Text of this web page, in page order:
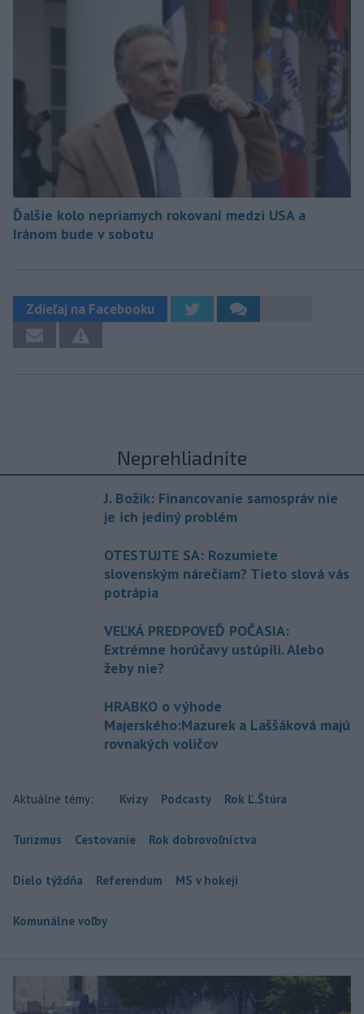
Ďalšie kolo nepriamych rokovaní medzi USA a
Iránom bude v sobotu
Zdieľaj na Facebooku
Neprehliadnite
J. Božik: Financovanie samospráv nie
je ich jediný problém
OTESTUJTE SA: Rozumiete
slovenským nárečiam? Tieto slová vás
potrápia
VEĽKÁ PREDPOVEĎ POČASIA:
Extrémne horúčavy ustúpili. Alebo
žeby nie?
HRABKO o výhode
Majerského:Mazurek a Laššáková majú
rovnakých voličov
Aktuálne témy: Kvízy Podcasty Rok Ľ.Štúra
Turizmus Cestovanie Rok dobrovoľníctva
Dielo týždňa Referendum MS v hokeji
Komunálne voľby